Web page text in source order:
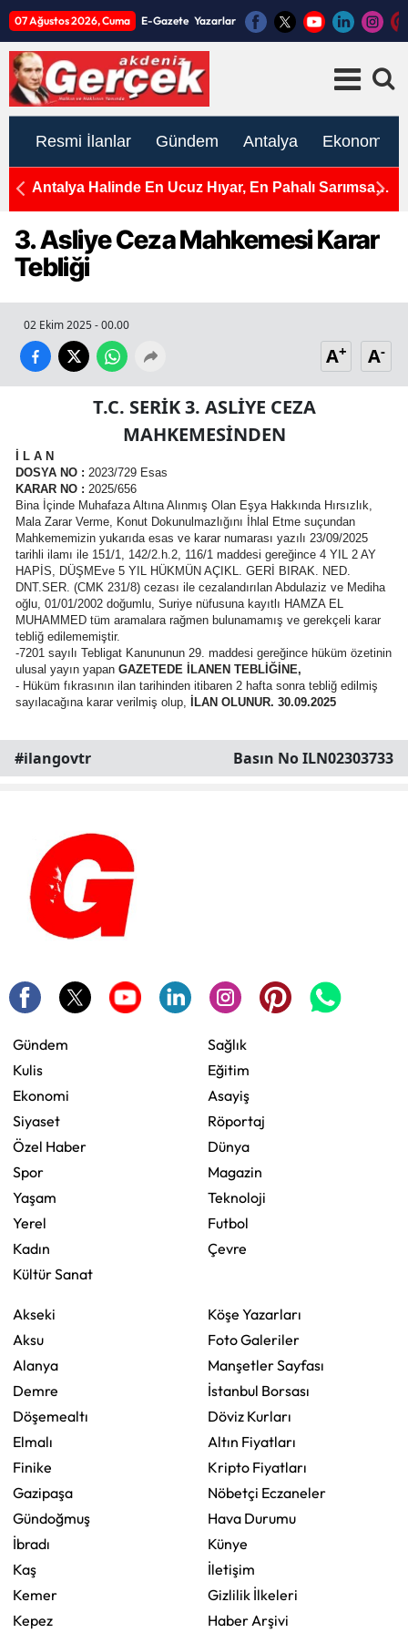
07 Ağustos 2026, Cuma E-Gazete Yazarlar
Resmi İlanlar Gündem Antalya Ekonomi
Antalya Halinde En Ucuz Hıyar, En Pahalı Sarımsak
3. Asliye Ceza Mahkemesi Karar
Tebliği
02 Ekim 2025 - 00.00
A+ A-
T.C. SERİK 3. ASLİYE CEZA
MAHKEMESİNDEN
İ L A N
DOSYA NO : 2023/729 Esas
KARAR NO : 2025/656
Bina İçinde Muhafaza Altına Alınmış Olan Eşya Hakkında Hırsızlık,
Mala Zarar Verme, Konut Dokunulmazlığını İhlal Etme suçundan
Mahkememizin yukarıda esas ve karar numarası yazılı 23/09/2025
tarihli ilamı ile 151/1, 142/2.h.2, 116/1 maddesi gereğince 4 YIL 2 AY
HAPİS, DÜŞMEve 5 YIL HÜKMÜN AÇIKL. GERİ BIRAK. NED.
DNT.SER. (CMK 231/8) cezası ile cezalandırılan Abdulaziz ve Mediha
oğlu, 01/01/2002 doğumlu, Suriye nüfusuna kayıtlı HAMZA EL
MUHAMMED tüm aramalara rağmen bulunamamış ve gerekçeli karar
tebliğ edilememiştir.
-7201 sayılı Tebligat Kanununun 29. maddesi gereğince hüküm özetinin
ulusal yayın yapan GAZETEDE İLANEN TEBLİĞİNE,
- Hüküm fıkrasının ilan tarihinden itibaren 2 hafta sonra tebliğ edilmiş
sayılacağına karar verilmiş olup,
İLAN OLUNUR. 30.09.2025
#ilangovtr Basın No ILN02303733
Gündem
Kulis
Ekonomi
Siyaset
Özel Haber
Spor
Yaşam
Yerel
Kadın
Kültür Sanat
Sağlık
Eğitim
Asayiş
Röportaj
Dünya
Magazin
Teknoloji
Futbol
Çevre
Akseki
Aksu
Alanya
Demre
Döşemealtı
Elmalı
Finike
Gazipaşa
Gündoğmuş
İbradı
Kaş
Kemer
Kepez
Köşe Yazarları
Foto Galeriler
Manşetler Sayfası
İstanbul Borsası
Döviz Kurları
Altın Fiyatları
Kripto Fiyatları
Nöbetçi Eczaneler
Hava Durumu
Künye
İletişim
Gizlilik İlkeleri
Haber Arşivi